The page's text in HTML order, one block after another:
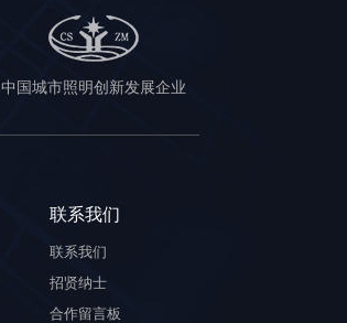
中国城市照明创新发展企业
联系我们
联系我们
招贤纳士
合作留言板